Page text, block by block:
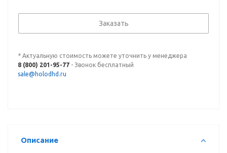
Заказать
* Актуальную стоимость можете уточнить у менеджера
8 (800) 201-95-77 - Звонок бесплатный
sale@holodhd.ru
Описание